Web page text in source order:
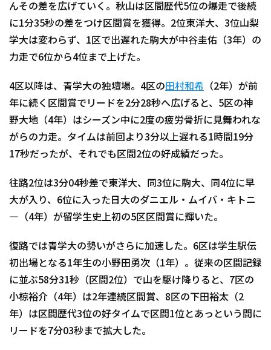
んその差を広げていく。秋山は区間歴代5位の爆走で後続
に1分35秒の差をつけ区間賞を獲得。2位東洋大、3位山梨
学大は変わらず、1区で出遅れた駒大が中谷圭佑（3年）の
力走で6位から4位まで上げた。
4区以降は、青学大の独壇場。4区の 田村和希 （2年）が前
年に続く区間賞でリードを2分28秒へ広げると、5区の神
野大地（4年）はシーズン中に2度の疲労骨折に見舞われな
がらの力走。タイムは前回より3分以上遅れる1時間19分
17秒だったが、それでも区間2位の好成績だった。
往路2位は3分04秒差で東洋大、同3位に駒大、同4位に早
大が入り、6位に入った日大のダニエル・ムイバ・キトニ
―（4年）が留学生史上初の5区区間賞に輝いた。
復路では青学大の勢いがさらに加速した。6区は学生駅伝
初出場となる1年生の小野田勇次（1年）。従来の区間記録
に並ぶ58分31秒（区間2位）で山を駆け降りると、7区の
小椋裕介（4年）は2年連続区間賞、8区の下田裕太（2
年）は区間歴代3位の好タイムで区間1位とあっという間に
リードを7分03秒まで拡大した。